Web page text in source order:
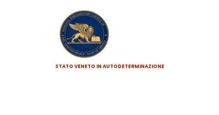
STATO VENETO IN AUTODETERMINAZIONE